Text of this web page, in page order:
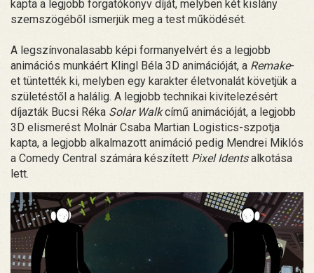
kapta a legjobb forgatókönyv díját, melyben két kislány
szemszögéből ismerjük meg a test működését.
A legszínvonalasabb képi formanyelvért és a legjobb
animációs munkáért Klingl Béla 3D animációját, a Remake-
et tüntették ki, melyben egy karakter életvonalát követjük a
születéstől a halálig. A legjobb technikai kivitelezésért
díjazták Bucsi Réka Solar Walkcímű animációját, a legjobb
3D elismerést Molnár Csaba Martian Logistics-szpotja
kapta, a legjobb alkalmazott animáció pedig Mendrei Miklós
a Comedy Central számára készített Pixel Identsalkotása
lett.